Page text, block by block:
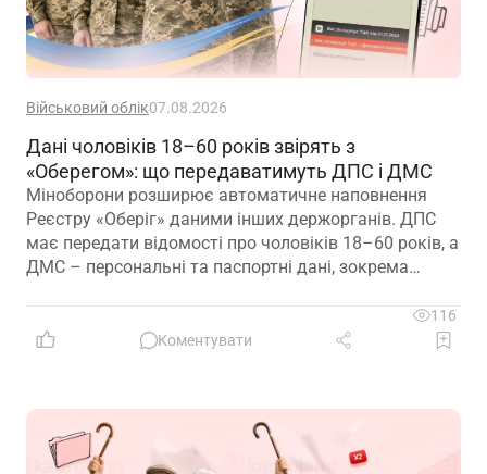
Військовий облік07.08.2026
Дані чоловіків 18–60 років звірять з
«Оберегом»: що передаватимуть ДПС і ДМС
Міноборони розширює автоматичне наповнення
Реєстру «Оберіг» даними інших держорганів. ДПС
має передати відомості про чоловіків 18–60 років, а
ДМС – персональні та паспортні дані, зокрема
116
Коментувати